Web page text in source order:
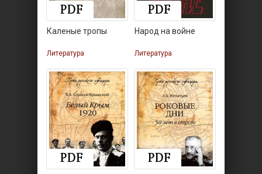
Каленые тропы
Литература
Народ на войне
Литература